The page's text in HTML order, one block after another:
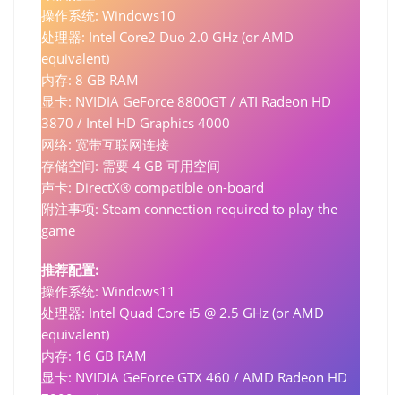
操作系统: Windows10
处理器: Intel Core2 Duo 2.0 GHz (or AMD
equivalent)
内存: 8 GB RAM
显卡: NVIDIA GeForce 8800GT / ATI Radeon HD
3870 / Intel HD Graphics 4000
网络: 宽带互联网连接
存储空间: 需要 4 GB 可用空间
声卡: DirectX® compatible on-board
附注事项: Steam connection required to play the
game
推荐配置:
操作系统: Windows11
处理器: Intel Quad Core i5 @ 2.5 GHz (or AMD
equivalent)
内存: 16 GB RAM
显卡: NVIDIA GeForce GTX 460 / AMD Radeon HD